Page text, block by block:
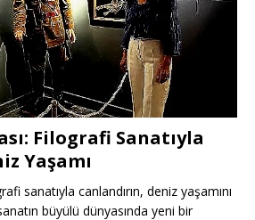
Filografi Sanatıyla
Yaşamı
sanatıyla canlandırın, deniz yaşamını
büyülü dünyasında yeni bir